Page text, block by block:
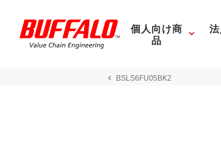
個人向け商
品
BSLS6FU05BK2